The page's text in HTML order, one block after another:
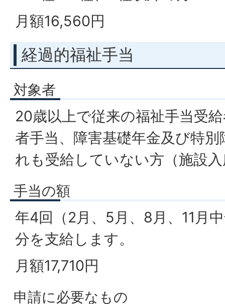
月額16,560円
経過的福祉手当
対象者
20歳以上で従来の福祉手当受
者手当、障害基礎年金及び特
れも受給していない方（施設
手当の額
年4回（2月、5月、8月、11月
分を支給します。
月額17,710円
申請に必要なもの